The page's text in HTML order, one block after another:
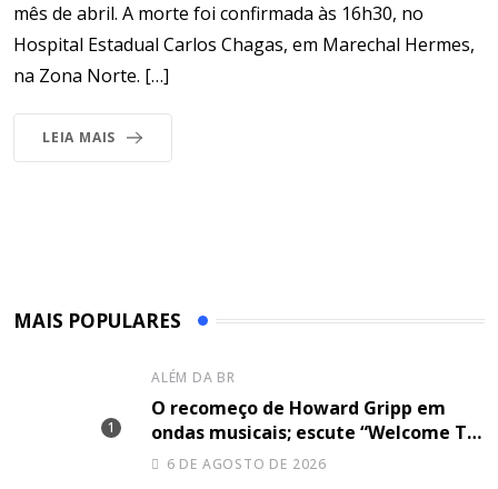
mês de abril. A morte foi confirmada às 16h30, no
Hospital Estadual Carlos Chagas, em Marechal Hermes,
na Zona Norte. […]
LEIA MAIS
MAIS POPULARES
ALÉM DA BR
O recomeço de Howard Gripp em
ondas musicais; escute “Welcome To
Your Life”
6 DE AGOSTO DE 2026